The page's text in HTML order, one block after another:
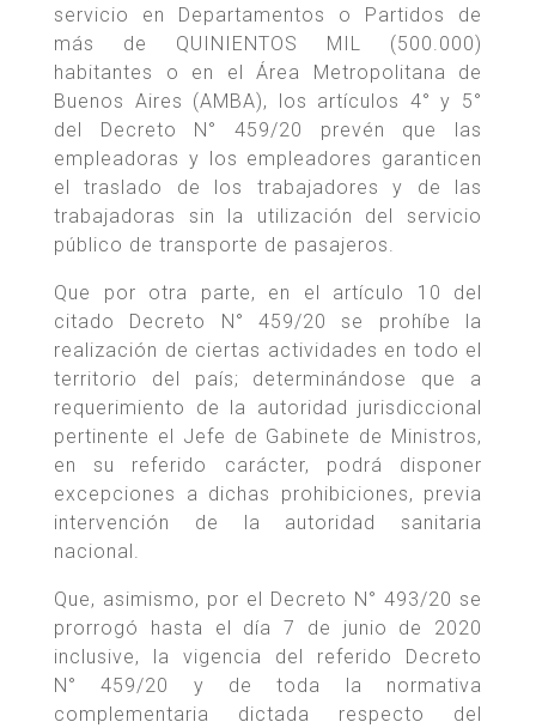
servicio en Departamentos o Partidos de
más de QUINIENTOS MIL (500.000)
habitantes o en el Área Metropolitana de
Buenos Aires (AMBA), los artículos 4° y 5°
del Decreto N° 459/20 prevén que las
empleadoras y los empleadores garanticen
el traslado de los trabajadores y de las
trabajadoras sin la utilización del servicio
público de transporte de pasajeros.
Que por otra parte, en el artículo 10 del
citado Decreto N° 459/20 se prohíbe la
realización de ciertas actividades en todo el
territorio del país; determinándose que a
requerimiento de la autoridad jurisdiccional
pertinente el Jefe de Gabinete de Ministros,
en su referido carácter, podrá disponer
excepciones a dichas prohibiciones, previa
intervención de la autoridad sanitaria
nacional.
Que, asimismo, por el Decreto N° 493/20 se
prorrogó hasta el día 7 de junio de 2020
inclusive, la vigencia del referido Decreto
N° 459/20 y de toda la normativa
complementaria dictada respecto del